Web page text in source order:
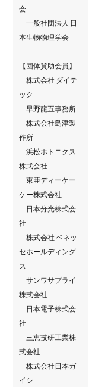
会
一般社団法人 日
本生物物理学会
【団体賛助会員】
株式会社 ダイテ
ック
早野龍五事務所
株式会社島津製
作所
浜松ホトニクス
株式会社
東亜ディーケー
ケー株式会社
日本分光株式会
社
株式会社 ベネッ
セホールディング
ス
サンワサプライ
株式会社
日本電子株式会
社
三恵技研工業株
式会社
株式会社日本ガ
イシ